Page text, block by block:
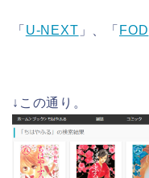
「 U-NEXT 」、「 FOD
↓この通り。